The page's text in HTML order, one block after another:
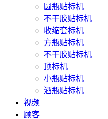
圆瓶贴标机
不干胶贴标机
收缩套标机
方瓶贴标机
不干胶贴标机
顶标机
小瓶贴标机
酒瓶贴标机
视频
顾客